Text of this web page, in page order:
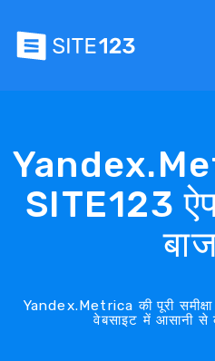
SITE123
Yandex.Metrica की पूरी
वेबसाइट में आसानी